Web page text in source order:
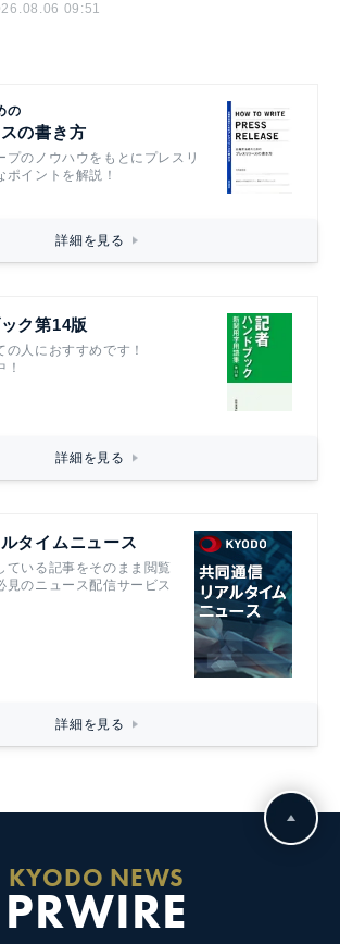
09:51
の
の書き方
プのノウハウをもとにプレスリ
ポイントを解説！
詳細を見る
ク第14版
人におすすめです！
！
詳細を見る
タイムニュース
ている記事をそのまま閲覧
見のニュース配信サービス
詳細を見る
KYODO NEWS
PRWIRE